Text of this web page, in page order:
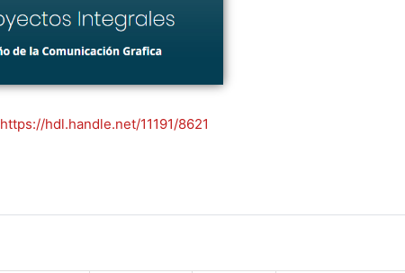
https://hdl.handle.net/11191/8621